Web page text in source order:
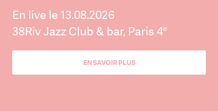
En live le 13.08.2026
38Riv Jazz Club & bar, Paris 4e
EN SAVOIR PLUS